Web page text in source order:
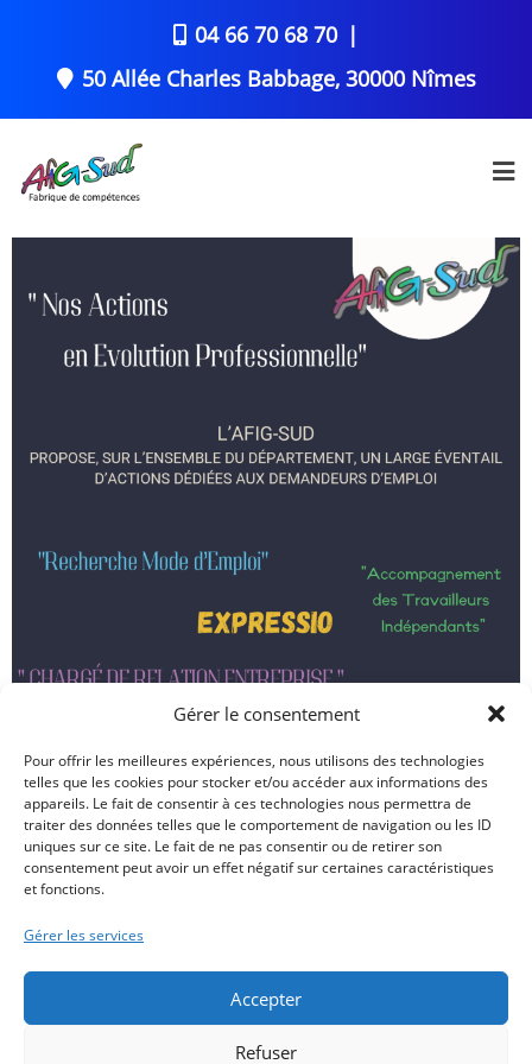
Gérer le consentement
Pour offrir les meilleures expériences, nous utilisons des technologies
telles que les cookies pour stocker et/ou accéder aux informations des
appareils. Le fait de consentir à ces technologies nous permettra de
traiter des données telles que le comportement de navigation ou les ID
uniques sur ce site. Le fait de ne pas consentir ou de retirer son
consentement peut avoir un effet négatif sur certaines caractéristiques
et fonctions.
Gérer les services
Accepter
Refuser
04 66 70 68 70
50 Allée Charles Babbage, 30000 Nîmes